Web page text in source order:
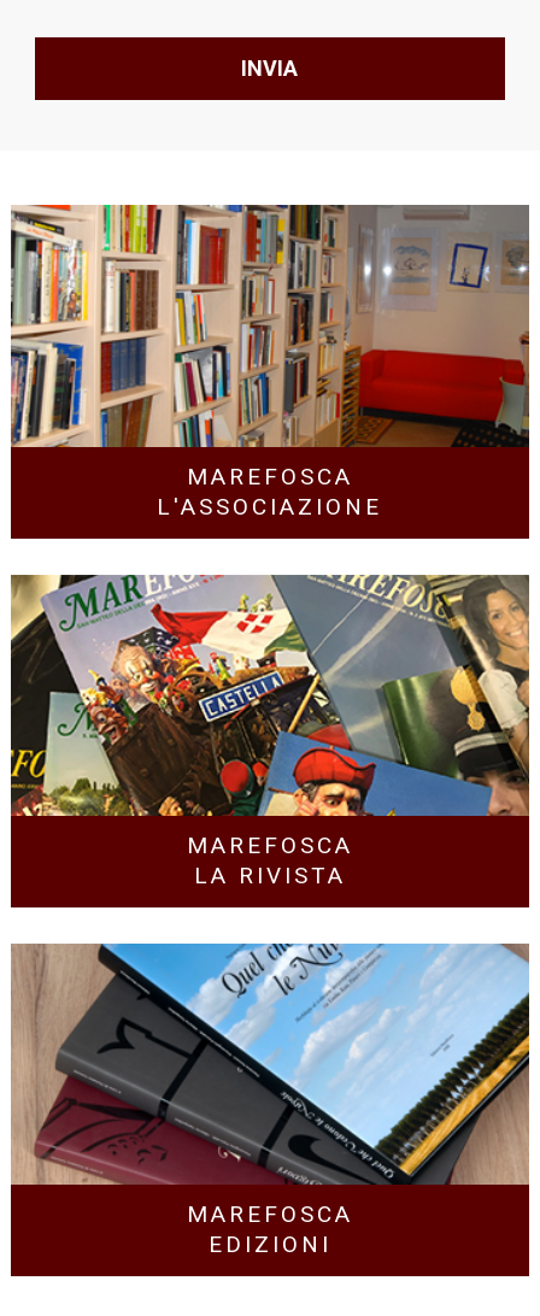
MAREFOSCA
L'ASSOCIAZIONE
MAREFOSCA
LA RIVISTA
MAREFOSCA
EDIZIONI